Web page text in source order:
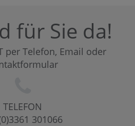
für Sie da!
per Telefon, Email oder
TELEFON
301066